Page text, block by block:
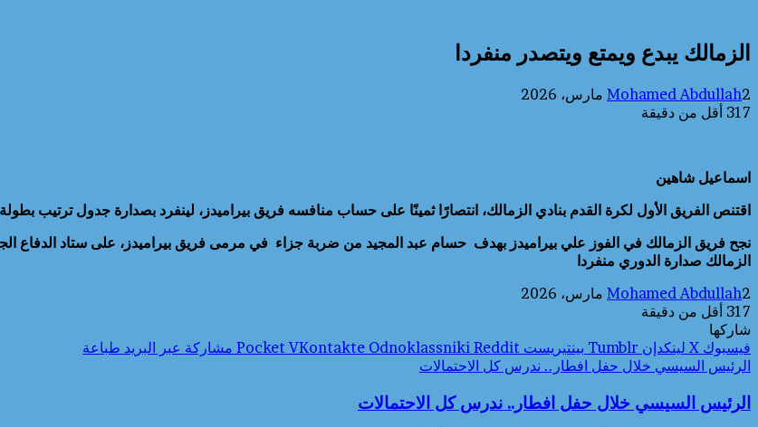
الزمالك يبدع ويمتع ويتصدر منفردا
Mohamed Abdullah2 مارس، 2026
317 أقل من دقيقة
اسماعيل شاهين
اقتنص الفريق الأول لكرة القدم بنادي الزمالك، انتصارًا ثمينًا على حساب منافسه فريق بيراميدز، لينفرد بصدارة جدول ترتيب بطولة
نجح فريق الزمالك في الفوز علي بيراميدز بهدف حسام عبد المجيد من ضربة جزاء في مرمى فريق بيراميدز، على ستاد الدفاع
الزمالك صدارة الدوري منفردا
Mohamed Abdullah2 مارس، 2026
317 أقل من دقيقة
شاركها
فيسبوك ‫X لينكدإن بينتيريست Odnoklassniki
‫Pocket مشاركة عبر البريد طباعة
الرئيس السيسي خلال حفل افطار.. ندرس كل الاحتمالات
الرئيس السيسي خلال حفل افطار.. ندرس كل الاحتمالات